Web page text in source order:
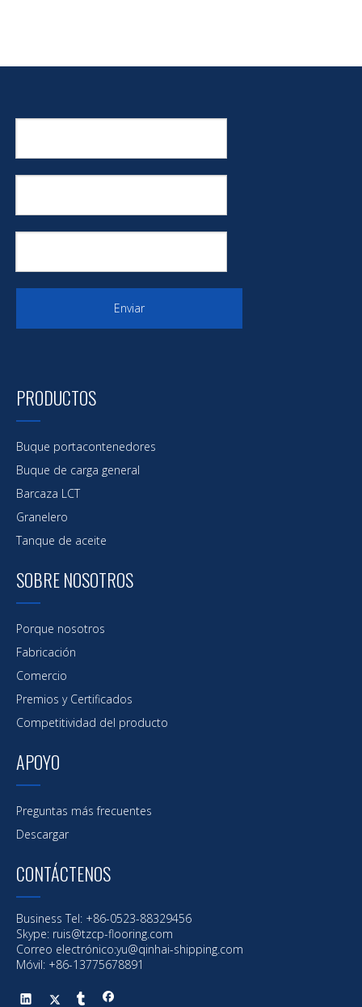
Enviar
PRODUCTOS
Buque portacontenedores
Buque de carga general
Barcaza LCT
Granelero
Tanque de aceite
SOBRE NOSOTROS
Porque nosotros
Fabricación
Comercio
Premios y Certificados
Competitividad del producto
APOYO
Preguntas más frecuentes
Descargar
CONTÁCTENOS
Business Tel: +86-0523-88329456
Skype: ruis@tzcp-flooring.com
Correo electrónico:yu@qinhai-shipping.com
Móvil: +86-13775678891